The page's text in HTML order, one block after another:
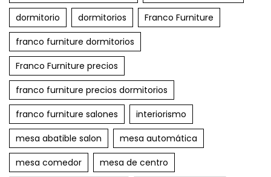
dormitorio
dormitorios
Franco Furniture
franco furniture dormitorios
Franco Furniture precios
franco furniture precios dormitorios
franco furniture salones
interiorismo
mesa abatible salon
mesa automática
mesa comedor
mesa de centro